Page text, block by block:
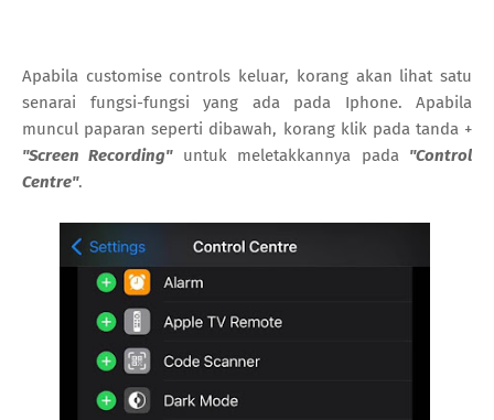
Apabila customise controls keluar, korang akan lihat satu
senarai fungsi-fungsi yang ada pada Iphone. Apabila
muncul paparan seperti dibawah, korang klik pada tanda +
"Screen Recording"untuk meletakkannya pada "Control
Centre".